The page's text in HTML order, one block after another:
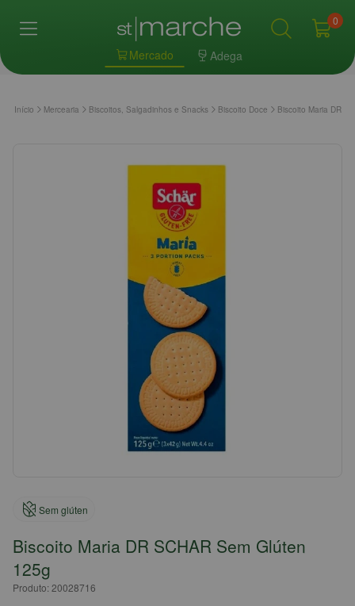
Mercado Adega
0
Início Mercearia Biscoitos, Salgadinhos e Snacks Biscoito Doce Biscoito Maria DR
Sem glúten
Biscoito Maria DR SCHAR Sem Glúten
125g
Produto: 20028716